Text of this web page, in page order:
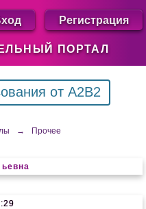
ПОРТАЛ
Регистрация
от A2B2
→ Прочее